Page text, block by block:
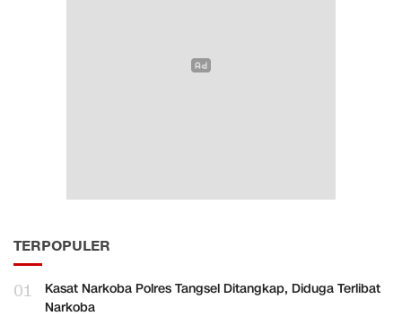
TERPOPULER
01
Kasat Narkoba Polres Tangsel Ditangkap, Diduga Terlibat
Narkoba